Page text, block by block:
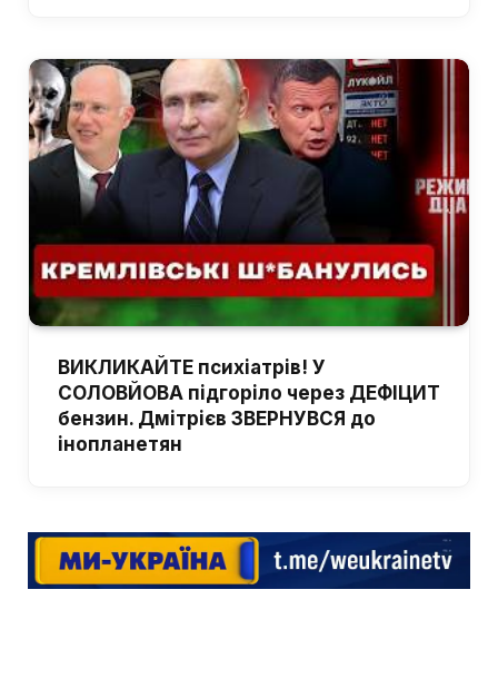
ВИКЛИКАЙТЕ психіатрів! У
СОЛОВЙОВА підгоріло через ДЕФІЦИТ
бензин. Дмітрієв ЗВЕРНУВСЯ до
інопланетян